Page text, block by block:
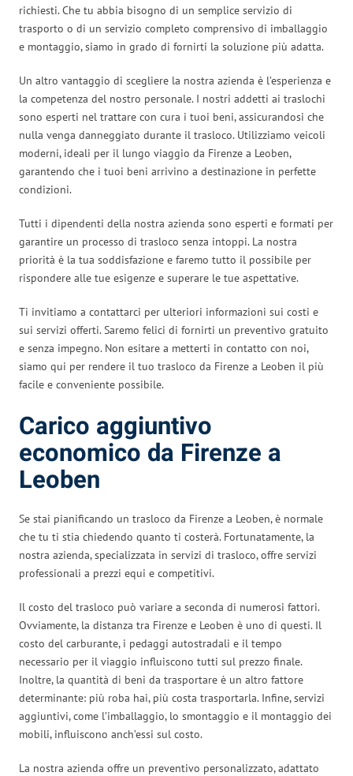
richiesti. Che tu abbia bisogno di un semplice servizio di
trasporto o di un servizio completo comprensivo di imballaggio
e montaggio, siamo in grado di fornirti la soluzione più adatta.
Un altro vantaggio di scegliere la nostra azienda è l’esperienza e
la competenza del nostro personale. I nostri addetti ai traslochi
sono esperti nel trattare con cura i tuoi beni, assicurandosi che
nulla venga danneggiato durante il trasloco. Utilizziamo veicoli
moderni, ideali per il lungo viaggio da Firenze a Leoben,
garantendo che i tuoi beni arrivino a destinazione in perfette
condizioni.
Tutti i dipendenti della nostra azienda sono esperti e formati per
garantire un processo di trasloco senza intoppi. La nostra
priorità è la tua soddisfazione e faremo tutto il possibile per
rispondere alle tue esigenze e superare le tue aspettative.
Ti invitiamo a contattarci per ulteriori informazioni sui costi e
sui servizi offerti. Saremo felici di fornirti un preventivo gratuito
e senza impegno. Non esitare a metterti in contatto con noi,
siamo qui per rendere il tuo trasloco da Firenze a Leoben il più
facile e conveniente possibile.
Carico aggiuntivo
economico da Firenze a
Leoben
Se stai pianificando un trasloco da Firenze a Leoben, è normale
che tu ti stia chiedendo quanto ti costerà. Fortunatamente, la
nostra azienda, specializzata in servizi di trasloco, offre servizi
professionali a prezzi equi e competitivi.
Il costo del trasloco può variare a seconda di numerosi fattori.
Ovviamente, la distanza tra Firenze e Leoben è uno di questi. Il
costo del carburante, i pedaggi autostradali e il tempo
necessario per il viaggio influiscono tutti sul prezzo finale.
Inoltre, la quantità di beni da trasportare è un altro fattore
determinante: più roba hai, più costa trasportarla. Infine, servizi
aggiuntivi, come l’imballaggio, lo smontaggio e il montaggio dei
mobili, influiscono anch’essi sul costo.
La nostra azienda offre un preventivo personalizzato, adattato